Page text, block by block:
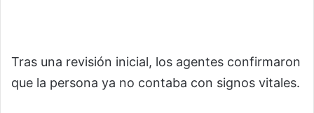
Tras una revisión inicial, los agentes confirmaron
que la persona ya no contaba con signos vitales.